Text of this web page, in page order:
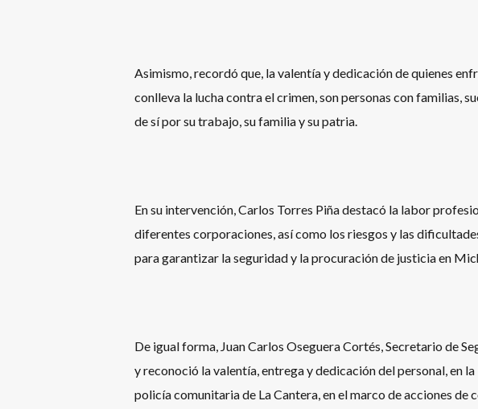
Asimismo, recordó que, la valentía y dedicación de quienes
conlleva la lucha contra el crimen, son personas con familias,
de sí por su trabajo, su familia y su patria.
En su intervención, Carlos Torres Piña destacó la labor
diferentes corporaciones, así como los riesgos y las
para garantizar la seguridad y la procuración de justicia en
De igual forma, Juan Carlos Oseguera Cortés, Secretario de
y reconoció la valentía, entrega y dedicación del personal, en
policía comunitaria de La Cantera, en el marco de acciones